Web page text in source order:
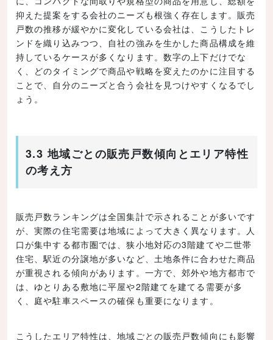
抑えた提案をする会社のニーズも根強く存在します。販売
戸数の推移が緩やかに変化している会社は、こうしたトレ
ンドを織り込みつつ、自社の強みを生かした商品構成を維
持しているケースが多くなります。数字の上下だけでな
く、どのタイミングで商品や戦略を変えたのかに注目する
ことで、自分のニーズと合う会社を見つけやすくなるでし
ょう。
3.3 地域ごとの販売戸数傾向とエリア特性
の考え方
販売戸数ランキングは全国集計で示されることが多いです
が、実際の住宅需要は地域によって大きく異なります。人
口が集中する都市圏では、狭小地対応の3階建てや二世帯
住宅、駅近の分譲地が多いなど、土地条件に合わせた商品
が重視される傾向があります。一方で、郊外や地方都市で
は、ゆとりある敷地に平屋や2階建てを建てる需要が多
く、庭や駐車スペースの確保も重要になります。
こうしたエリア特性は、地域ごとの販売戸数傾向にも影響